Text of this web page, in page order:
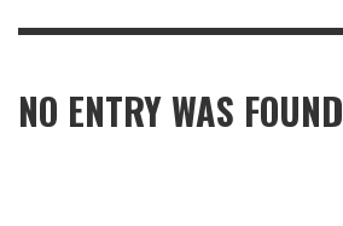
NO ENTRY WAS FOUND